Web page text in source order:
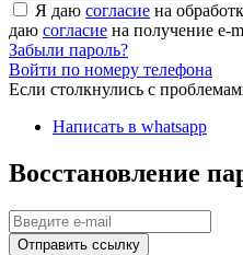
Я даю согласие на
даю согласие на получение e-
Забыли пароль?
Войти по номеру телефона
Если столкнулись с
Написать в whatsapp
Восстановление
Отправить ссылку